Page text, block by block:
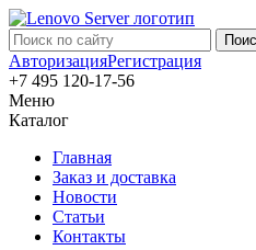
АвторизацияРегистрация
+7 495 120-17-56
Меню
Каталог
Главная
Заказ и доставка
Новости
Статьи
Контакты